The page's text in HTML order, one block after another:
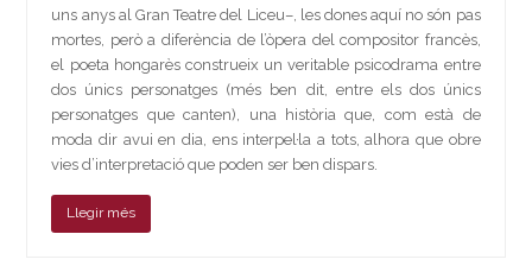
uns anys al Gran Teatre del Liceu–, les dones aquí no són pas
mortes, però a diferència de l’òpera del compositor francès,
el poeta hongarès construeix un veritable psicodrama entre
dos únics personatges (més ben dit, entre els dos únics
personatges que canten), una història que, com està de
moda dir avui en dia, ens interpel·la a tots, alhora que obre
vies d’interpretació que poden ser ben dispars.
Llegir més